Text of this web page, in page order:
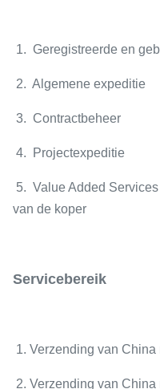
1. Geregistreerde en
2. Algemene expeditie
3. Contractbeheer
4. Projectexpeditie
5. Value Added
van de koper
Servicebereik
1. Verzending van China
2. Verzending van China